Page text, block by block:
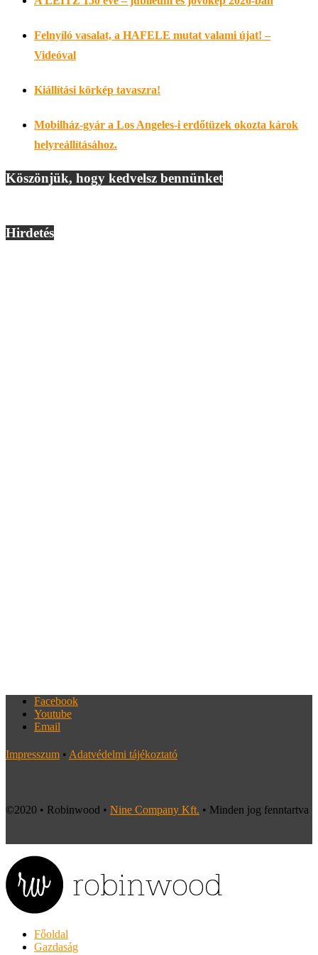
Felnyíló vasalat, a HAFELE mutat valami újat! –
Videóval
Kiállítási körkép tavaszra!
Mobilház-gyár a Los Angeles-i erdőtüzek okozta károk
helyreállításához.
Köszönjük, hogy kedvelsz bennünket
Hirdetés
Facebook
Youtube
Email
Impresszum • Adatvédelmi tájékoztató
©2020 • Robinwood • Nine Company Kft. • Minden jog fenntartva
Főoldal
Gazdaság